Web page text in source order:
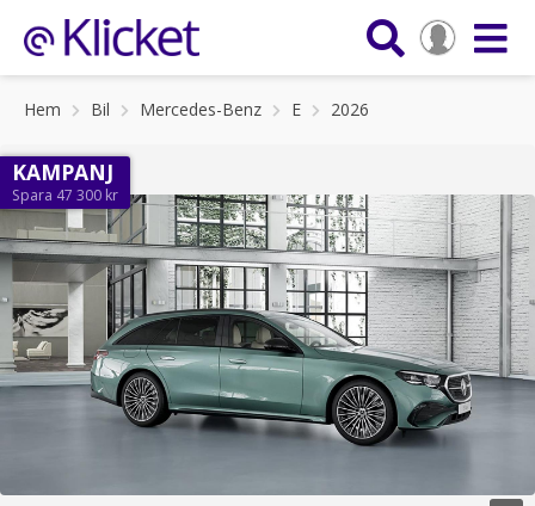
Hem Bil Mercedes-Benz E 2026
KAMPANJ
Spara 47 300 kr